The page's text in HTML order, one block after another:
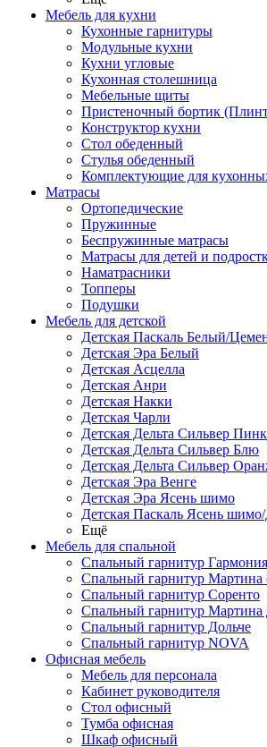
Мебель для кухни
Кухонные гарнитуры
Модульные кухни
Кухни угловые
Кухонная столешница
Мебельные щиты
Пристеночный бортик
Конструктор кухни
Стол обеденный
Стулья обеденный
Комплектующие для
Матраcы
Ортопедические
Пружинные
Беспружинные матрасы
Матрасы для детей и
Наматрасники
Топперы
Подушки
Мебель для детской
Детская Паскаль Белый/
Детская Эра Белый
Детская Асцелла
Детская Анри
Детская Накки
Детская Чарли
Детская Дельта Сильвер Пинк
Детская Дельта Сильвер Блю
Детская Дельта Сильвер
Детская Эра Венге
Детская Эра Ясень шимо
Детская Паскаль Ясень шимо/
Ещё
Мебель для спальной
Спальный гарнитур Гармония
Спальный гарнитур Мартина
Спальный гарнитур Соренто
Спальный гарнитур Мартина
Спальный гарнитур Дольче
Спальный гарнитур NOVA
Офисная мебель
Мебель для персонала
Кабинет руководителя
Стол офисный
Тумба офисная
Шкаф офисный